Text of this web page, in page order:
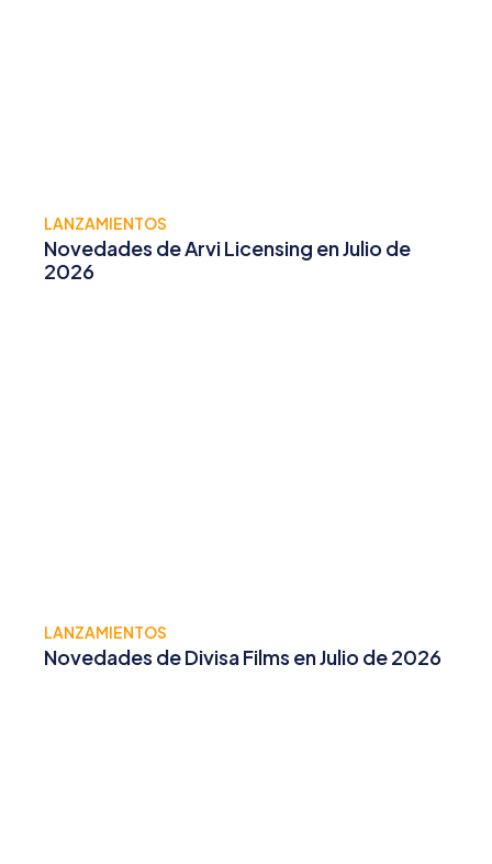
LANZAMIENTOS
Novedades de Arvi Licensing en Julio de
2026
LANZAMIENTOS
Novedades de Divisa Films en Julio de 2026